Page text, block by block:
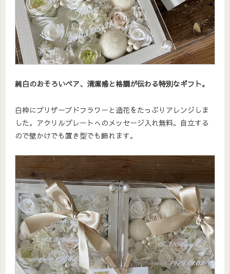
純白のおそろいペア、清潔感と格調が伝わる特別なギフト。
白枠にプリザーブドフラワーと造花をたっぷりアレンジしま
した。アクリルプレートへのメッセージ入れ無料。自立する
ので壁かけでも置き型でも飾れます。